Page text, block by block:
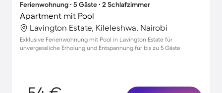
Ferienwohnung ∙ 5 Gäste ∙ 2 Schlafzimmer
Apartment mit Pool
Lavington Estate, Kileleshwa, Nairobi
Exklusive Ferienwohnung mit Pool in Lavington Estate für
unvergessliche Erholung und Entspannung für bis zu 5 Gäste